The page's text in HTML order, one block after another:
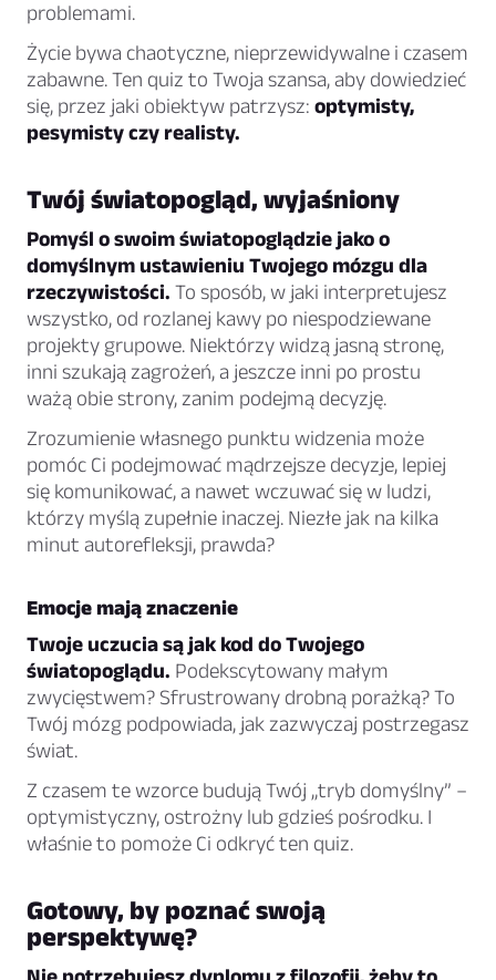
problemami.
Życie bywa chaotyczne, nieprzewidywalne i czasem
zabawne. Ten quiz to Twoja szansa, aby dowiedzieć
się, przez jaki obiektyw patrzysz: optymisty,
pesymisty czy realisty.
Twój światopogląd, wyjaśniony
Pomyśl o swoim światopoglądzie jako o
domyślnym ustawieniu Twojego mózgu dla
rzeczywistości. To sposób, w jaki interpretujesz
wszystko, od rozlanej kawy po niespodziewane
projekty grupowe. Niektórzy widzą jasną stronę,
inni szukają zagrożeń, a jeszcze inni po prostu
ważą obie strony, zanim podejmą decyzję.
Zrozumienie własnego punktu widzenia może
pomóc Ci podejmować mądrzejsze decyzje, lepiej
się komunikować, a nawet wczuwać się w ludzi,
którzy myślą zupełnie inaczej. Niezłe jak na kilka
minut autorefleksji, prawda?
Emocje mają znaczenie
Twoje uczucia są jak kod do Twojego
światopoglądu. Podekscytowany małym
zwycięstwem? Sfrustrowany drobną porażką? To
Twój mózg podpowiada, jak zazwyczaj postrzegasz
świat.
Z czasem te wzorce budują Twój „tryb domyślny” –
optymistyczny, ostrożny lub gdzieś pośrodku. I
właśnie to pomoże Ci odkryć ten quiz.
Gotowy, by poznać swoją
perspektywę?